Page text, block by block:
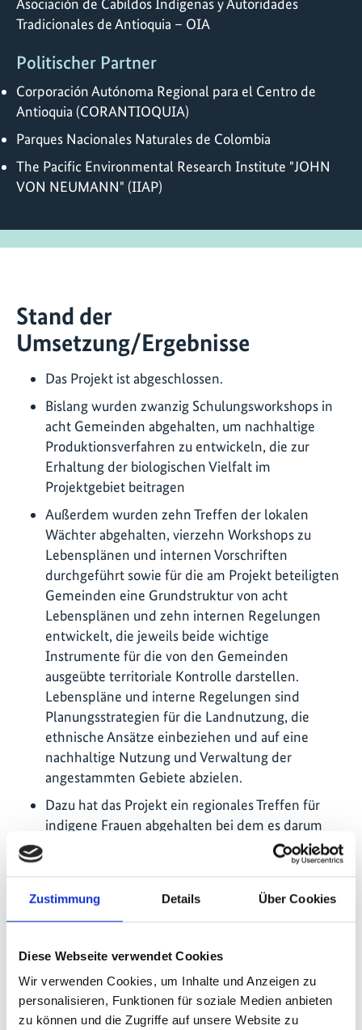
Zustimmung Details Über Cookies
Diese Webseite verwendet Cookies
Wir verwenden Cookies, um Inhalte und Anzeigen zu
personalisieren, Funktionen für soziale Medien anbieten
zu können und die Zugriffe auf unsere Website zu
Asociación de Cabildos Indígenas y Autoridades
Tradicionales de Antioquia – OIA
Politischer Partner
Corporación Autónoma Regional para el Centro de
Antioquia (CORANTIOQUIA)
Parques Nacionales Naturales de Colombia
The Pacific Environmental Research Institute "JOHN
VON NEUMANN" (IIAP)
Stand der
Umsetzung/Ergebnisse
Das Projekt ist abgeschlossen.
Bislang wurden zwanzig Schulungsworkshops in
acht Gemeinden abgehalten, um nachhaltige
Produktionsverfahren zu entwickeln, die zur
Erhaltung der biologischen Vielfalt im
Projektgebiet beitragen
Außerdem wurden zehn Treffen der lokalen
Wächter abgehalten, vierzehn Workshops zu
Lebensplänen und internen Vorschriften
durchgeführt sowie für die am Projekt beteiligten
Gemeinden eine Grundstruktur von acht
Lebensplänen und zehn internen Regelungen
entwickelt, die jeweils beide wichtige
Instrumente für die von den Gemeinden
ausgeübte territoriale Kontrolle darstellen.
Lebenspläne und interne Regelungen sind
Planungsstrategien für die Landnutzung, die
ethnische Ansätze einbeziehen und auf eine
nachhaltige Nutzung und Verwaltung der
angestammten Gebiete abzielen.
Dazu hat das Projekt ein regionales Treffen für
indigene Frauen abgehalten bei dem es darum
ging, traditionelles Wissen auszutauschen, Frauen
zu stärken und diese dabei zu unterstützen,
der biologischen Vielfalt entwickelt und eine
vorläufige Verbreitungsstrategie ausgearbeitet.
Außerdem wurden 40
Verbreitungsveranstaltungen durchgeführt, die